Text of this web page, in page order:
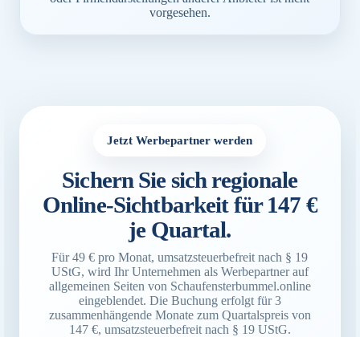
vorgesehen.
Jetzt Werbepartner werden
Sichern Sie sich regionale
Online-Sichtbarkeit für 147 €
je Quartal.
Für 49 € pro Monat, umsatzsteuerbefreit nach § 19
UStG, wird Ihr Unternehmen als Werbepartner auf
allgemeinen Seiten von Schaufensterbummel.online
eingeblendet. Die Buchung erfolgt für 3
zusammenhängende Monate zum Quartalspreis von
147 €, umsatzsteuerbefreit nach § 19 UStG.